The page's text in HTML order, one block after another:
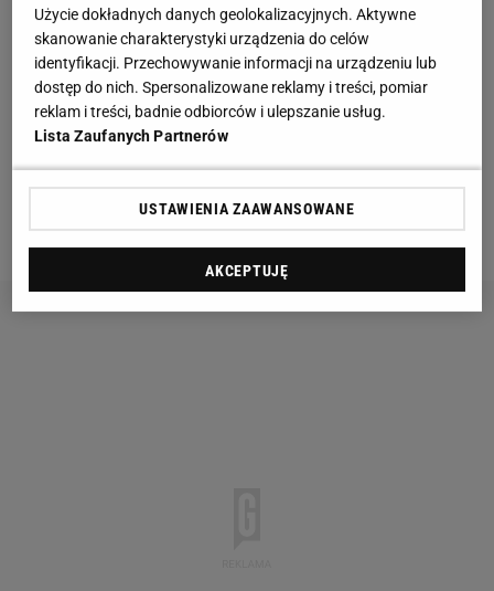
autor przepięknej bramki wmeczuze Słowacją.
Słowacja - Włochy 3:2. Quagliarella (3:2)
On też wypowiedział się na tematnowego trenera
reprezentacji Włoch - Cesare Prandelliego, który
zastąpił na stanowisku Marcello Lippiego. Prandelli
w minionym sezonieSerieA zajął z Fiorentiną 11.
miejsce.
Użycie dokładnych danych geolokalizacyjnych. Aktywne
skanowanie charakterystyki urządzenia do celów
identyfikacji. Przechowywanie informacji na urządzeniu lub
dostęp do nich. Spersonalizowane reklamy i treści, pomiar
reklam i treści, badnie odbiorców i ulepszanie usług.
Lista Zaufanych Partnerów
USTAWIENIA ZAAWANSOWANE
AKCEPTUJĘ